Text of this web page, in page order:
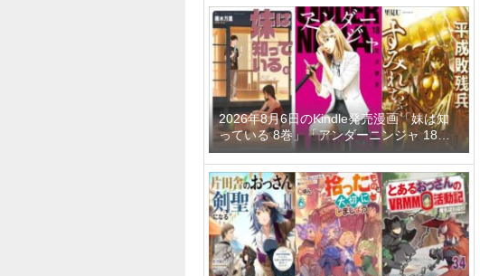
ゲームバランスを崩壊させる 7巻」「男女
比1：5の世界でも普通に生きられると思
った？6 ～激重感情な彼女たちが無自覚男
子に翻弄されたら～」など
2026年8月6日のKindle発売漫画「妹は知
っている 8巻」「アンダーニンジャ 18
巻」「平成敗残兵すみれちゃん 11巻」な
ど